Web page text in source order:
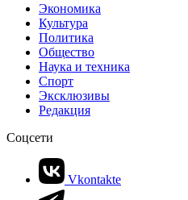
Экономика
Культура
Политика
Общество
Наука и техника
Спорт
Эксклюзивы
Редакция
Соцсети
Vkontakte